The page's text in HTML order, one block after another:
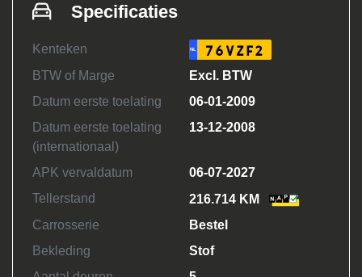
Specificaties
Kenteken NL 76VZF2
BTW of Marge
Excl. BTW
Datum eerste toelating
06-01-2009
Datum eerste toelating
(internationaal)
13-12-2008
APK vervaldatum
06-07-2027
Tellerstand
216.714 KM
Carrosserie
Bestel
Bekleding
Stof